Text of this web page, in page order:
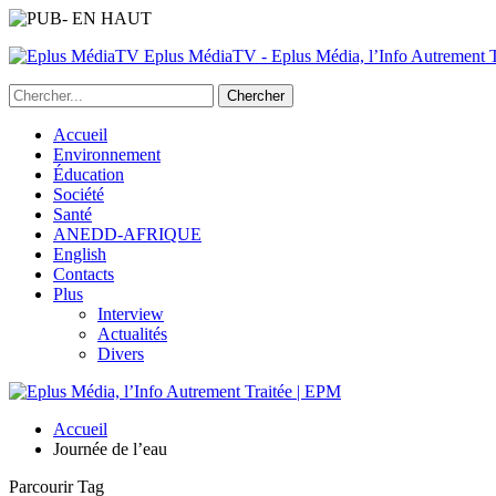
Eplus MédiaTV - Eplus Média, l’Info Autrement
Accueil
Environnement
Éducation
Société
Santé
ANEDD-AFRIQUE
English
Contacts
Plus
Interview
Actualités
Divers
Accueil
Journée de l’eau
Parcourir Tag